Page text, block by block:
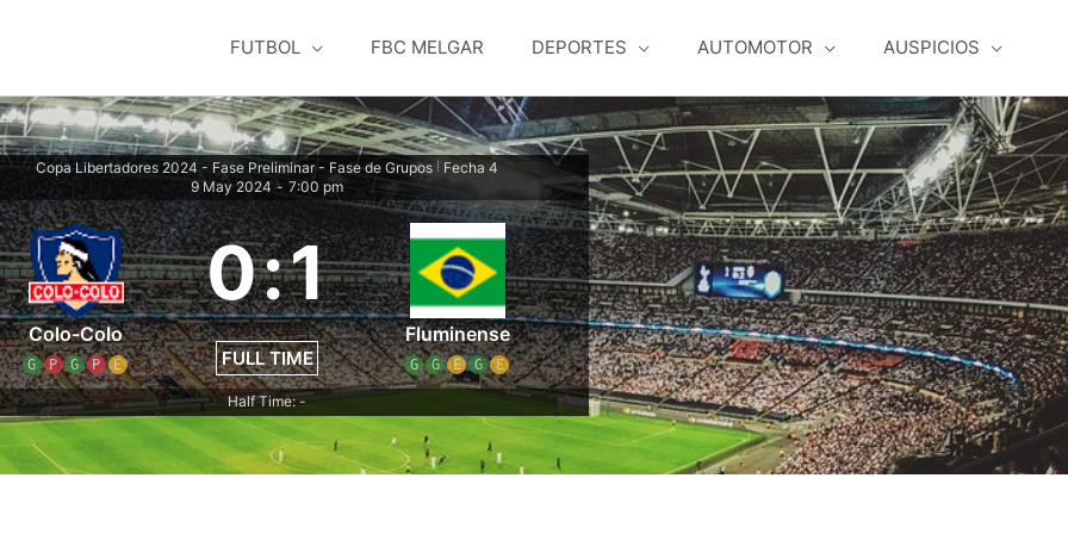
FUTBOL FBC MELGAR DEPORTES AUTOMOTOR AUSPICIOS
Copa Libertadores 2024 - Fase Preliminar - Fase de Grupos
Fecha 4
9 May 2024 - 7:00 pm
Colo-Colo
G P G P E
0:1
FULL TIME
Fluminense
G G E G E
Half Time: -